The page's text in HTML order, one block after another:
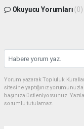
Okuyucu Yorumları (0)
Yorum yazarak Topluluk
sitesine yaptığınız
başınıza üstleniyorsunuz.
sorumlu tutulamaz.